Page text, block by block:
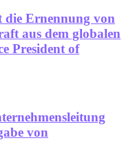
Ernennung von
aus dem globalen
President of
von